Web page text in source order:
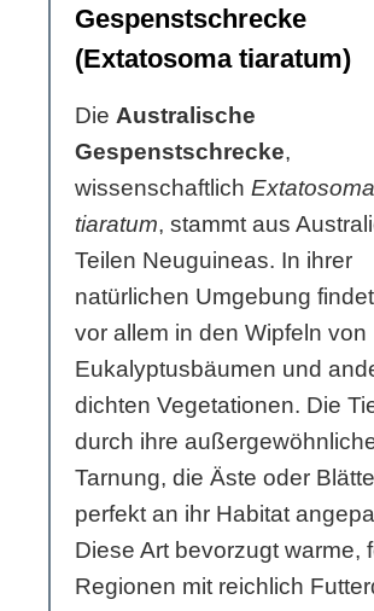
Gespenstschrecke
(Extatosoma tiaratum)
Die Australische
Gespenstschrecke,
wissenschaftlich Extatosoma
tiaratum, stammt aus
Teilen Neuguineas. In ihrer
natürlichen Umgebung
vor allem in den Wipfeln von
Eukalyptusbäumen und
dichten Vegetationen. Die
durch ihre
Tarnung, die Äste oder
perfekt an ihr Habitat
Diese Art bevorzugt warme,
Regionen mit reichlich